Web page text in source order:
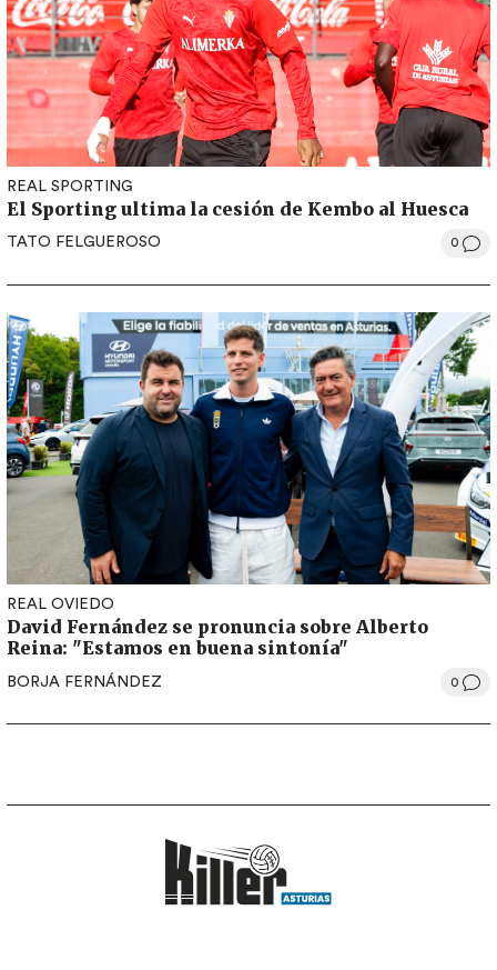
REAL SPORTING
El Sporting ultima la cesión de Kembo al Huesca
TATO FELGUEROSO 0
REAL OVIEDO
David Fernández se pronuncia sobre Alberto
Reina: "Estamos en buena sintonía"
BORJA FERNÁNDEZ 0